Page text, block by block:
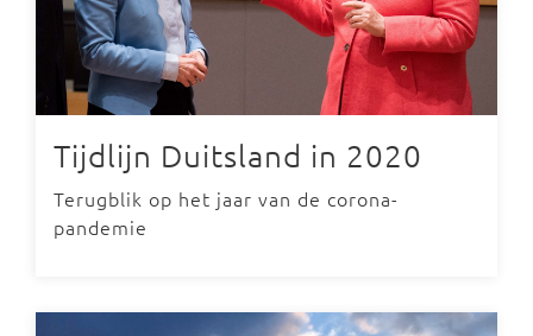
Tijdlijn Duitsland in 2020
Terugblik op het jaar van de corona-
pandemie